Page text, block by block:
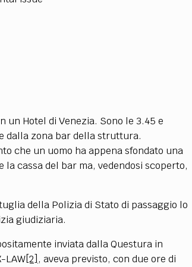
un Hotel di Venezia. Sono le 3.45 e
dalla zona bar della struttura.
che un uomo ha appena sfondato una
cassa del bar ma, vedendosi scoperto,
della Polizia di Stato di passaggio lo
giudiziaria.
inviata dalla Questura in
LAW[2] , aveva previsto, con due ore di